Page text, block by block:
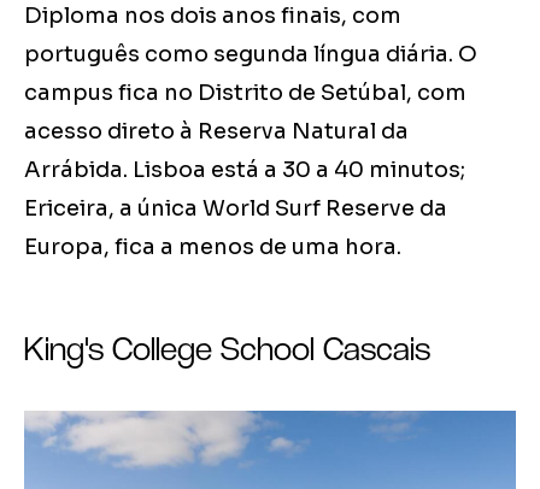
Diploma nos dois anos finais, com
português como segunda língua diária. O
campus fica no Distrito de Setúbal, com
acesso direto à Reserva Natural da
Arrábida. Lisboa está a 30 a 40 minutos;
Ericeira, a única World Surf Reserve da
Europa, fica a menos de uma hora.
King's College School Cascais